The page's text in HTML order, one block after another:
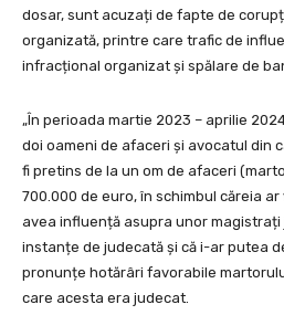
dosar, sunt acuzați de fapte de
organizată, printre care trafic de
infracțional organizat și spălare de
„În perioada martie 2023 – aprilie
doi oameni de afaceri și avocatul din
fi pretins de la un om de afaceri
700.000 de euro, în schimbul căreia
avea influență asupra unor
instanțe de judecată și că i-ar putea
pronunțe hotărâri favorabile
care acesta era judecat.